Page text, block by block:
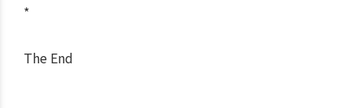
*
The End